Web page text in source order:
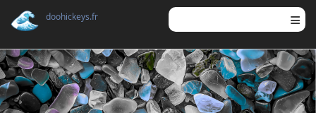
doohickeys.fr